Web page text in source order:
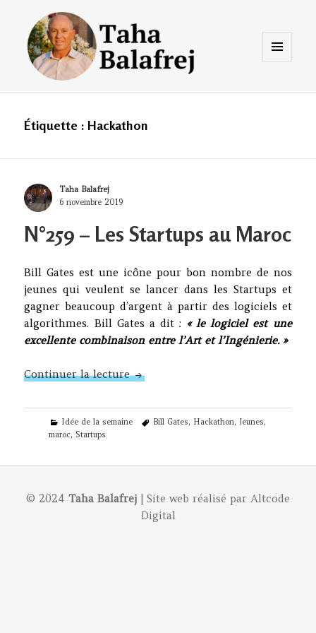
Taha Balafrej Blog
Étiquette :Hackathon
Author
Taha Balafrej
Posted
6 novembre 2019
N°259 – Les Startups au Maroc
Bill Gates est une icône pour bon nombre de nos
jeunes qui veulent se lancer dans les Startups et
gagner beaucoup d’argent à partir des logiciels et
algorithmes. Bill Gates a dit : « le logiciel est une
excellente combinaison entre l’Art et l’Ingénierie. »
Continuer la lectureN°259 – Les Startups au Maroc
Categories
Idée de la semaine Tags
Bill Gates, Hackathon, Jeunes,
maroc, Startups
© 2024 Taha Balafrej | Site web réalisé par Altcode
Digital